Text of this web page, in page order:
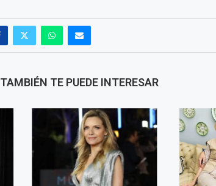
TAMBIÉN TE PUEDE INTERESAR